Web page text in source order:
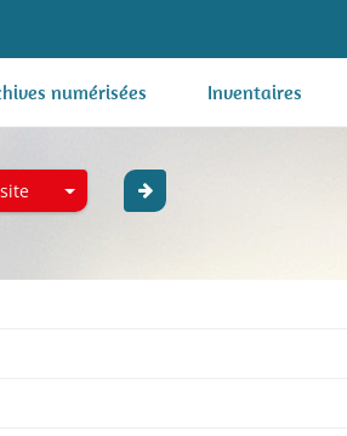
numérisées Inventaires